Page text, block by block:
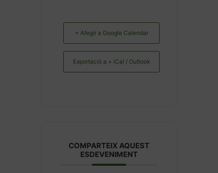
+ Afegir a Google Calendar
Exportació a + iCal / Outlook
COMPARTEIX AQUEST
ESDEVENIMENT